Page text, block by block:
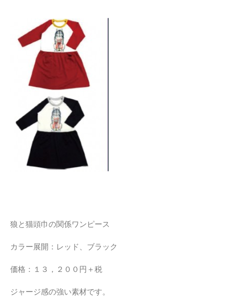
狼と猫頭巾の関係ワンピース
カラー展開：レッド、ブラック
価格：１３，２００円＋税
ジャージ感の強い素材です。